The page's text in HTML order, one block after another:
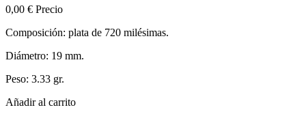
0,00 € Precio
Composición: plata de 720 milésimas.
Diámetro: 19 mm.
Peso: 3.33 gr.
Añadir al carrito